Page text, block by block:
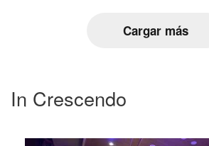
Cargar más
In Crescendo